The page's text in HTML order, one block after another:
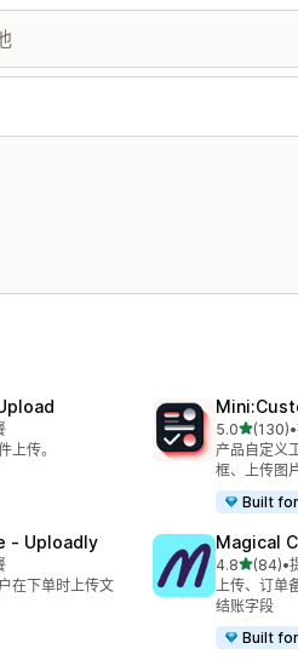
上传。
5.0星（满
(130)
总共 130 条•
产品自定义
框、上传图
Built
‑ Uploadly
在下单时上传文
Magical
4.8星（满
(84)
总共 84 条•
上传、订单
结账字段
Built